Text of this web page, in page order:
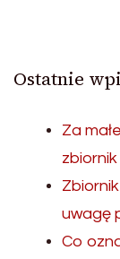
Ostatnie
Za
zbiornik
uwagę
Co